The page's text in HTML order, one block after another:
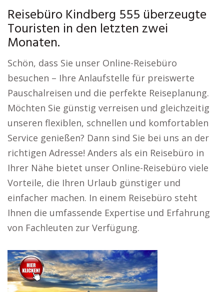
Reisebüro Kindberg 555 überzeugte
Touristen in den letzten zwei
Monaten.
Schön, dass Sie unser Online-Reisebüro
besuchen – Ihre Anlaufstelle für preiswerte
Pauschalreisen und die perfekte Reiseplanung.
Möchten Sie günstig verreisen und gleichzeitig
unseren flexiblen, schnellen und komfortablen
Service genießen? Dann sind Sie bei uns an der
richtigen Adresse! Anders als ein Reisebüro in
Ihrer Nähe bietet unser Online-Reisebüro viele
Vorteile, die Ihren Urlaub günstiger und
einfacher machen. In einem Reisebüro steht
Ihnen die umfassende Expertise und Erfahrung
von Fachleuten zur Verfügung.